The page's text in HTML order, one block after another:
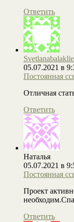
Ответить
05.07.2021 в
Постоянная
Отличная
Ответить
Наталья
05.07.2021 в
Постоянная
Проект
Ответить